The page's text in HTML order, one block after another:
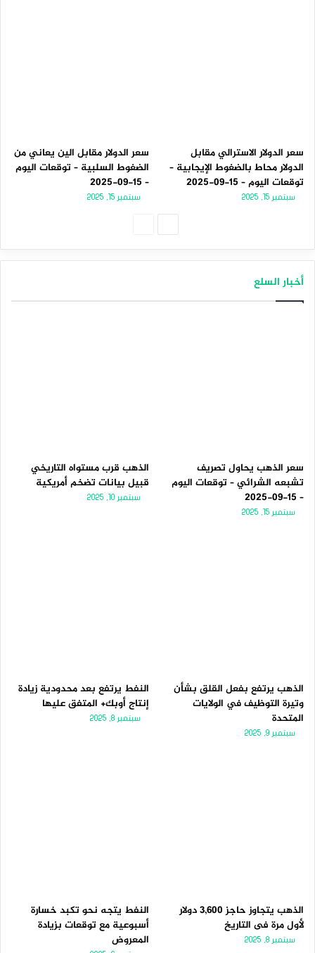
سعر الدولار الاسترالي مقابل
الدولار محاط بالضغوط الإيجابية –
توقعات اليوم – 15-09-2025
سبتمبر 15, 2025
سعر الدولار مقابل الين يعاني من
الضغوط السلبية – توقعات اليوم
– 15-09-2025
سبتمبر 15, 2025
أخبار السلع
سعر الذهب يحاول تصريف
تشبعه الشرائي – توقعات اليوم
– 15-09-2025
سبتمبر 15, 2025
الذهب قرب مستواه التاريخي
قبيل بيانات تضخم أمريكية
سبتمبر 10, 2025
الذهب يرتفع بفعل القلق بشأن
وتيرة التوظيف في الولايات
المتحدة
سبتمبر 9, 2025
النفط يرتفع بعد محدودية زيادة
إنتاج أوبك+ المتفق عليها
سبتمبر 8, 2025
الذهب يتجاوز حاجز 3,600 دولار
لأول مرة فى التاريخ
سبتمبر 8, 2025
النفط يتجه نحو تكبد خسارة
أسبوعية مع توقعات بزيادة
المعروض